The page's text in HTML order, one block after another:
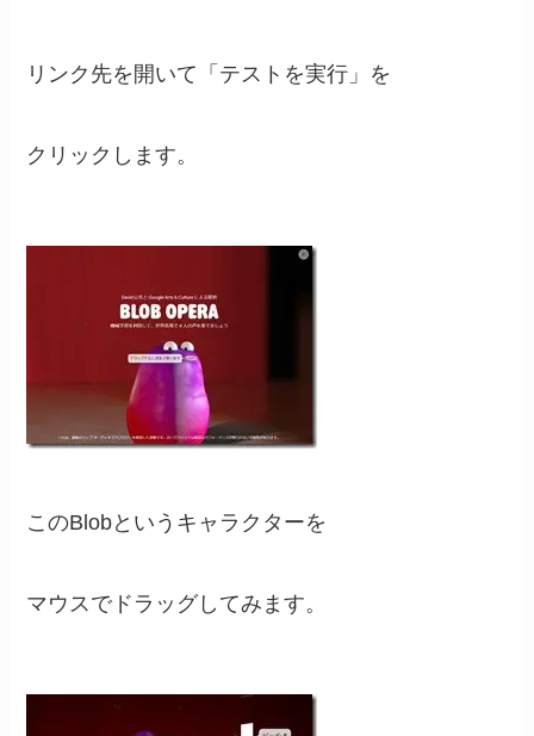
リンク先を開いて「テストを実行」を
クリックします。
このBlobというキャラクターを
マウスでドラッグしてみます。